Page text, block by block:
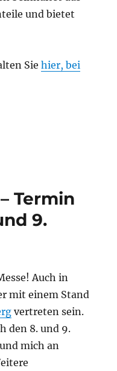
und bietet
Siehier, bei
Termin
9.
Auch in
mit einem Stand
vertreten sein.
den 8. und 9.
mich an